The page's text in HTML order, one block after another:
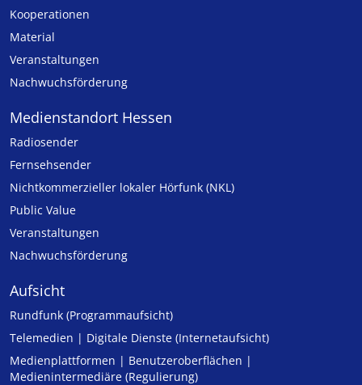
Kooperationen
Material
Veranstaltungen
Nachwuchsförderung
Medienstandort Hessen
Radiosender
Fernsehsender
Nicht­kommer­zieller lo­ka­ler Hör­funk (NKL)
Public Value
Veranstaltungen
Nachwuchsförderung
Aufsicht
Rundfunk (Programmaufsicht)
Telemedien | Digitale Dienste (Internetaufsicht)
Medienplattformen | Benutzeroberflächen |
Medienintermediäre (Regulierung)